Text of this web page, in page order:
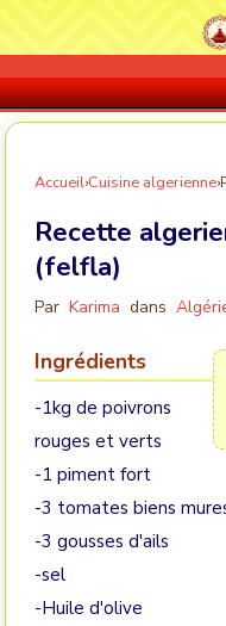
Accueil›Cuisine algerienne›
Recette
(felfla)
Par Karima dans
Ingrédients
-1kg de poivrons
rouges et verts
-1 piment fort
-3 tomates biens
-3 gousses d'ails
-sel
-Huile d'olive